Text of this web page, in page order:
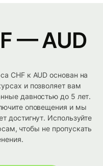
— AUD
CHF к AUD основан на
и позволяет вам
давностью до 5 лет.
оповещения и мы
достигнут. Используйте
чтобы не пропускать